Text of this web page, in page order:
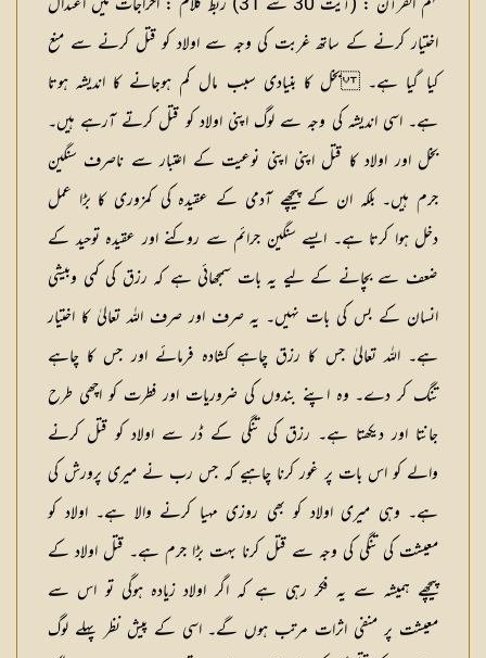
اختیار کرنے کے ساتھ غربت کی وجہ سے اولاد کو قتل کرنے سے منع
کیا گیا ہے۔ بخل کا بنیادی سبب مال کم ہوجانے کا اندیشہ ہوتا
ہے۔ اسی اندیشہ کی وجہ سے لوگ اپنی اولاد کو قتل کرتے آرہے ہیں۔
بخل اور اولاد کا قتل اپنی اپنی نوعیت کے اعتبار سے ناصرف سنگین
جرم ہیں۔ بلکہ ان کے پیچھے آدمی کے عقیدہ کی کمزوری کا بڑا عمل
دخل ہوا کرتا ہے۔ ایسے سنگین جرائم سے روکنے اور عقیدہ توحید کے
ضعف سے بچانے کے لیے یہ بات سمجھائی ہے کہ رزق کی کمی وبیشی
انسان کے بس کی بات نہیں۔ یہ صرف اور صرف اللہ تعالیٰ کا اختیار
ہے۔ اللہ تعالیٰ جس کا رزق چاہے کشادہ فرمائے اور جس کا چاہے
تنگ کر دے۔ وہ اپنے بندوں کی ضروریات اور فطرت کو اچھی طرح
جانتا اور دیکھتا ہے۔ رزق کی تنگی کے ڈر سے اولاد کو قتل کرنے
والے کو اس بات پر غور کرنا چاہیے کہ جس رب نے میری پرورش کی
ہے۔ وہی میری اولاد کو بھی روزی مہیا کرنے والا ہے۔ اولاد کو
معیشت کی تنگی کی وجہ سے قتل کرنا بہت بڑا جرم ہے۔ قتل اولاد کے
پیچھے ہمیشہ سے یہ فکر رہی ہے کہ اگر اولاد زیادہ ہوگی تو اس سے
معیشت پر منفی اثرات مرتب ہوں گے۔ اسی کے پیش نظر پہلے لوگ